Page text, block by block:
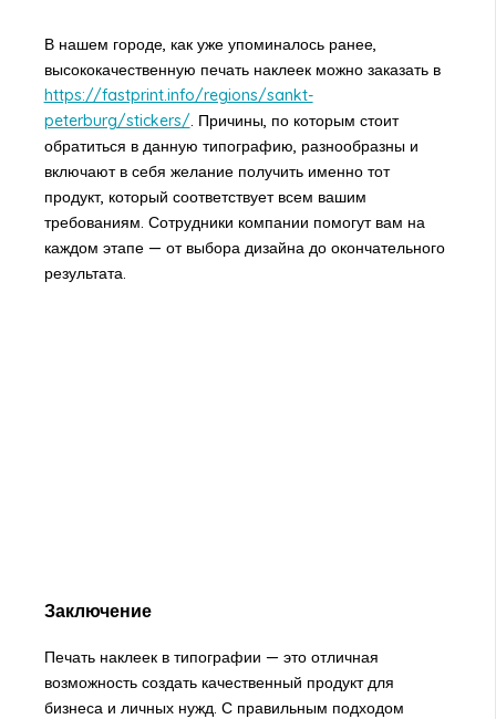
В нашем городе, как уже упоминалось ранее,
высококачественную печать наклеек можно заказать в
https://fastprint.info/regions/sankt-
peterburg/stickers/. Причины, по которым стоит
обратиться в данную типографию, разнообразны и
включают в себя желание получить именно тот
продукт, который соответствует всем вашим
требованиям. Сотрудники компании помогут вам на
каждом этапе — от выбора дизайна до окончательного
результата.
Заключение
Печать наклеек в типографии — это отличная
возможность создать качественный продукт для
бизнеса и личных нужд. С правильным подходом